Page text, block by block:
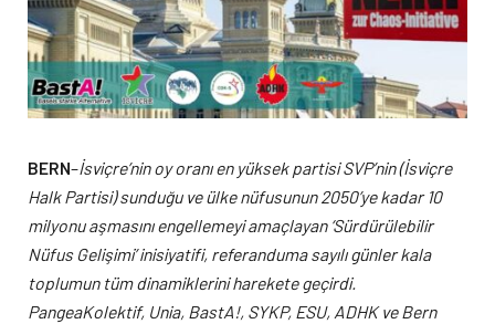
BERN–İsviçre’nin oy oranı en yüksek partisi SVP’nin (İsviçre
Halk Partisi) sunduğu ve ülke nüfusunun 2050’ye kadar 10
milyonu aşmasını engellemeyi amaçlayan ‘Sürdürülebilir
Nüfus Gelişimi’ inisiyatifi, referanduma sayılı günler kala
toplumun tüm dinamiklerini harekete geçirdi.
PangeaKolektif, Unia, BastA!, SYKP, ESU, ADHK ve Bern